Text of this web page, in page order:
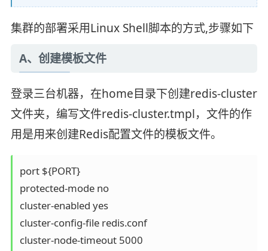
集群的部署采用Linux Shell脚本的方式,步骤如下
A、创建模板文件
登录三台机器，在home目录下创建redis-cluster
文件夹，编写文件redis-cluster.tmpl，文件的作
用是用来创建Redis配置文件的模板文件。
port ${PORT}
protected-mode no
cluster-enabled yes
cluster-config-file redis.conf
cluster-node-timeout 5000